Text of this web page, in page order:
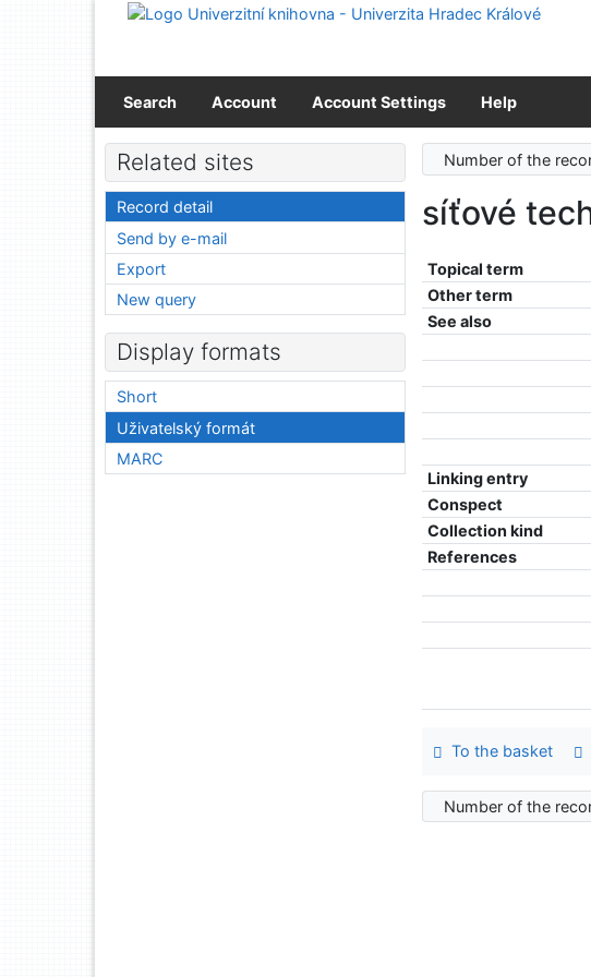
Go to content
Search Account Account Settings Help
Number of the
síťové
Topical term
Other term
See also
Linking entry
Conspect
Collection kind
References
To the basket
Number of the
Related sites
Record detail
Send by e-mail
Export
New query
Display formats
Short
Uživatelský formát
MARC